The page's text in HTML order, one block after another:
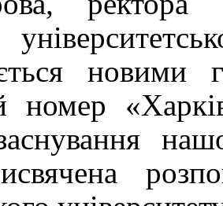
новими
номер